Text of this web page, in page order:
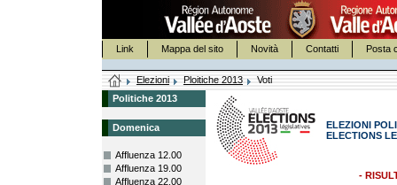
Link Mappa del sito Novità Contatti Posta
Elezioni Ploitiche 2013
Voti
Politiche 2013
Domenica
Affluenza 12.00
Affluenza 19.00
Affluenza 22.00
ELEZIONI
ELECTIONS
-